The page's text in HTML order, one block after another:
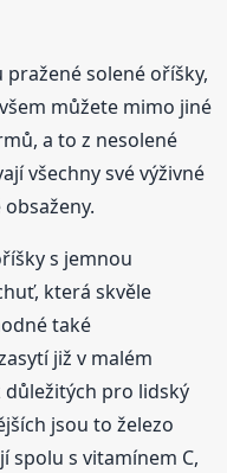
solené oříšky,
můžete mimo jiné
a to z nesolené
všechny své výživné
s jemnou
která skvěle
také
již v malém
pro lidský
jsou to železo
spolu s vitamínem C,